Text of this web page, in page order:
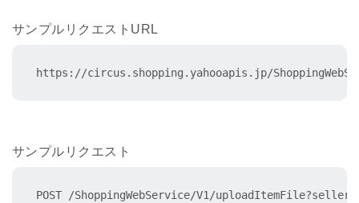
サンプルリクエストURL
https://circus.shopping.yahooapis.jp/
サンプルリクエスト
POST /ShoppingWebService/V1/